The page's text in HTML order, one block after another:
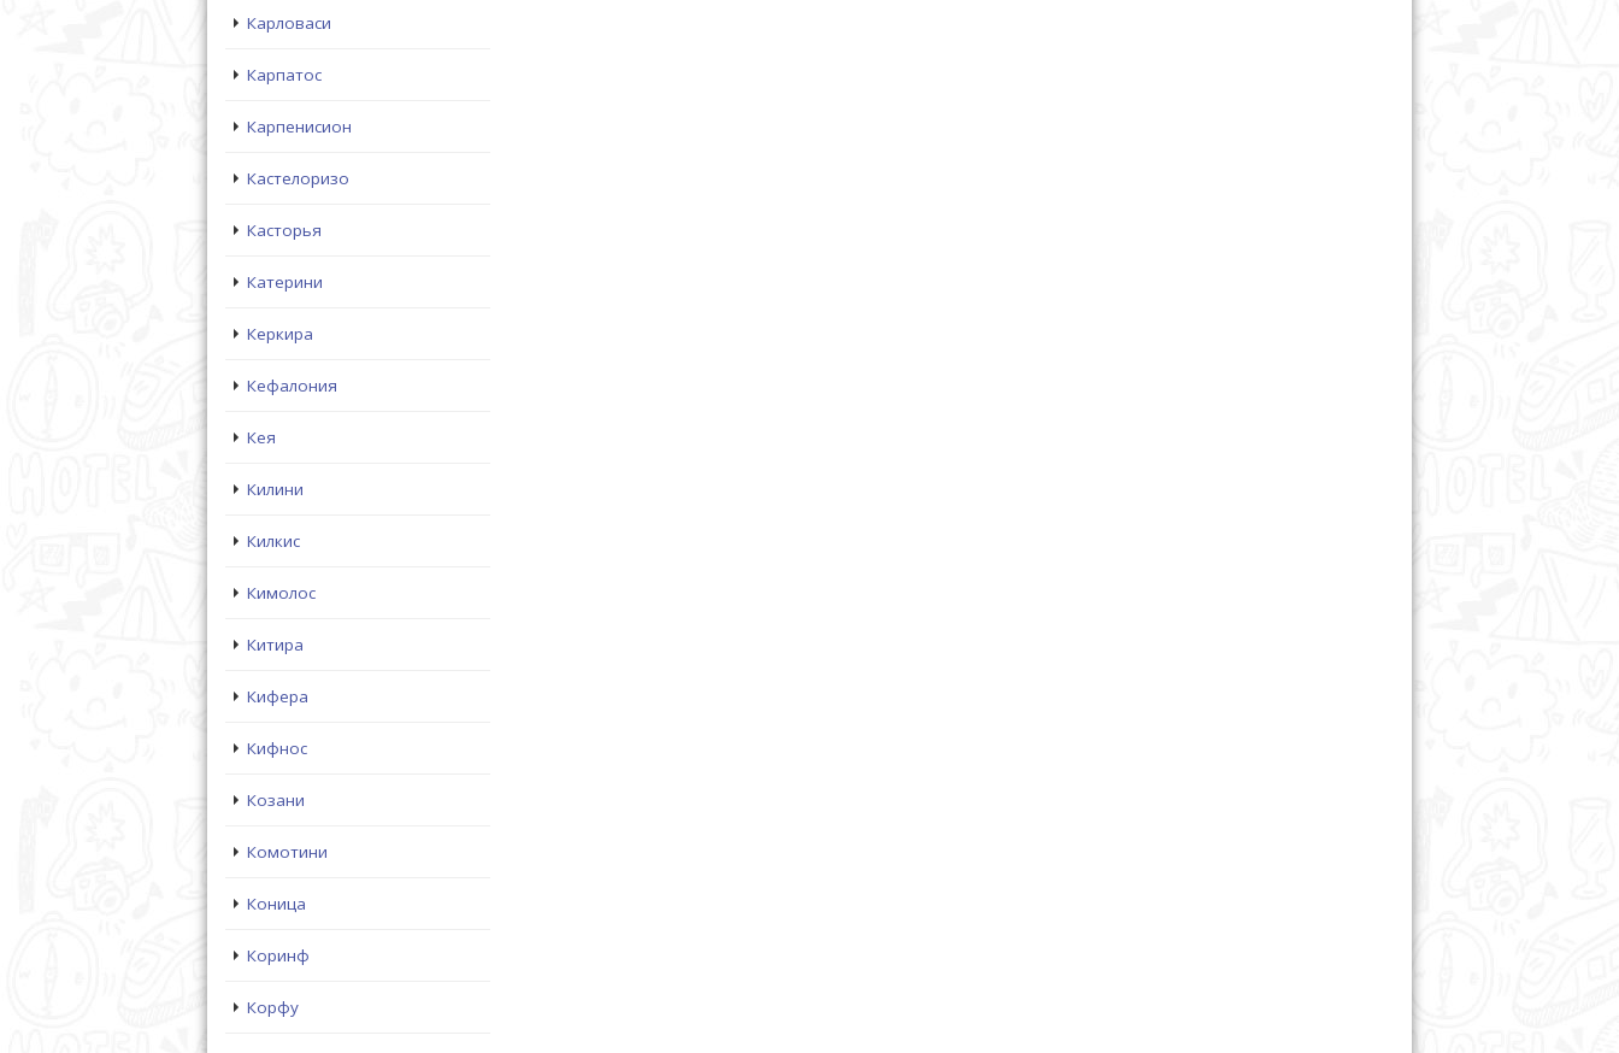
Карловаси
Карпатос
Карпенисион
Кастелоризо
Касторья
Катерини
Керкира
Кефалония
Кея
Килини
Килкис
Кимолос
Китира
Кифера
Кифнос
Козани
Комотини
Коница
Коринф
Корфу